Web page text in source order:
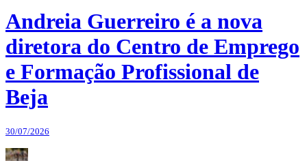
Andreia Guerreiro é a nova
diretora do Centro de Emprego
e Formação Profissional de
Beja
30/07/2026